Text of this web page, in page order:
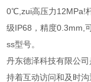
0℃,zui高压力12MPa!
级IP68，精度0.3mm,
ss型号。
丹东德泽科技有限公
持着互动访问和及时